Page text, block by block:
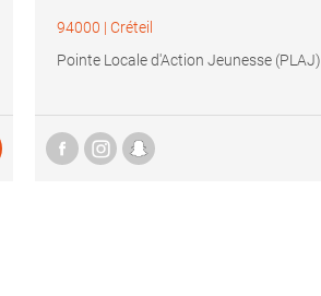
94000 | Créteil
Pointe Locale d'Action Jeunesse (PLAJ)